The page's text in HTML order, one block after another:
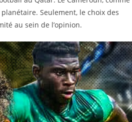
Seulement, le choix des
au sein de l’opinion.